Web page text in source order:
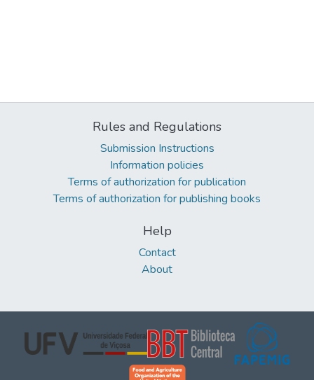
Rules and Regulations
Submission Instructions
Information policies
Terms of authorization for publication
Terms of authorization for publishing books
Help
Contact
About